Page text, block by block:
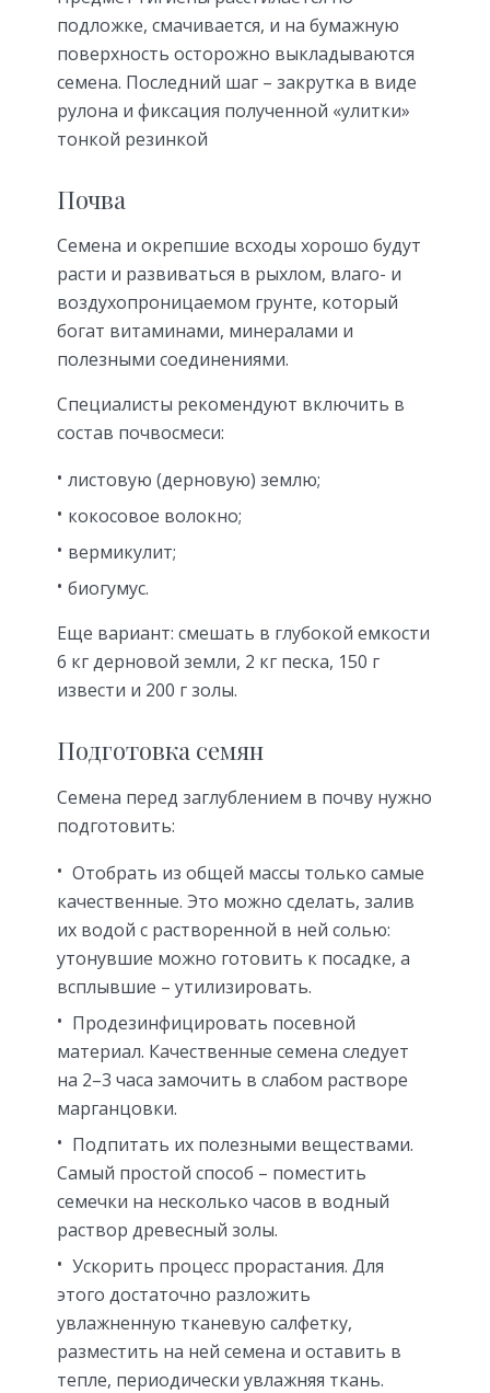
подложке, смачивается, и на бумажную
поверхность осторожно выкладываются
семена. Последний шаг – закрутка в виде
рулона и фиксация полученной «улитки»
тонкой резинкой
Почва
Семена и окрепшие всходы хорошо будут
расти и развиваться в рыхлом, влаго- и
воздухопроницаемом грунте, который
богат витаминами, минералами и
полезными соединениями.
Специалисты рекомендуют включить в
состав почвосмеси:
листовую (дерновую) землю;
кокосовое волокно;
вермикулит;
биогумус.
Еще вариант: смешать в глубокой емкости
6 кг дерновой земли, 2 кг песка, 150 г
извести и 200 г золы.
Подготовка семян
Семена перед заглублением в почву нужно
подготовить:
Отобрать из общей массы только самые
качественные. Это можно сделать, залив
их водой с растворенной в ней солью:
утонувшие можно готовить к посадке, а
всплывшие – утилизировать.
Продезинфицировать посевной
материал. Качественные семена следует
на 2–3 часа замочить в слабом растворе
марганцовки.
Подпитать их полезными веществами.
Самый простой способ – поместить
семечки на несколько часов в водный
раствор древесный золы.
Ускорить процесс прорастания. Для
этого достаточно разложить
увлажненную тканевую салфетку,
разместить на ней семена и оставить в
тепле, периодически увлажняя ткань.